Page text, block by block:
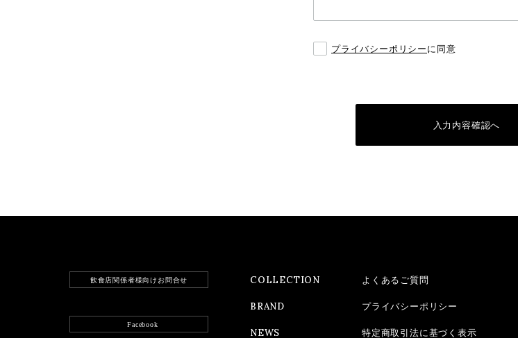
プライバシーポリシー に同意
入力内容確認へ
飲食店関係者様向けお問合せ
Facebook
COLLECTION
BRAND
NEWS
よくあるご質問
プライバシーポリシー
特定商取引法に基づく表示